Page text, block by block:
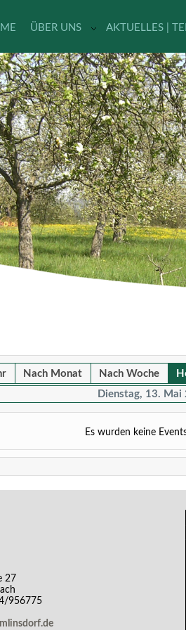
ÜBER UNS AKTUELLES |
Nach Monat Nach Woche
Dienstag, 13. Mai
Es wurden keine
27
956775